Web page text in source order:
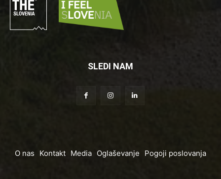
SLEDI NAM
O nas Kontakt Media Oglaševanje Pogoji poslovanja